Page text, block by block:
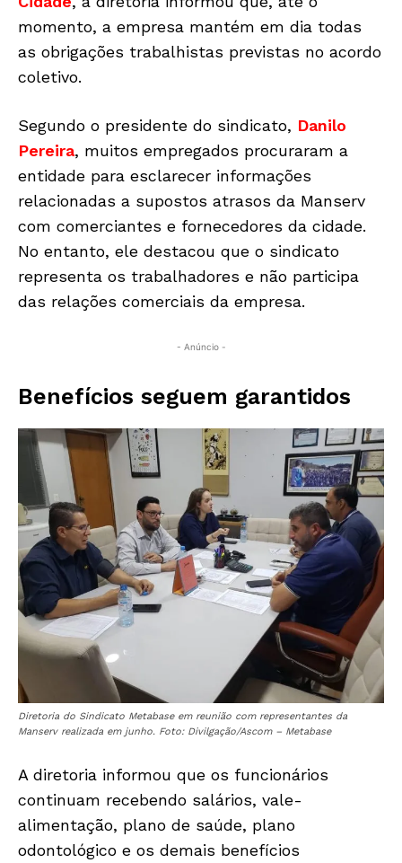
momento, a empresa mantém em dia todas
as obrigações trabalhistas previstas no acordo
coletivo.
Segundo o presidente do sindicato, Danilo
Pereira, muitos empregados procuraram a
entidade para esclarecer informações
relacionadas a supostos atrasos da Manserv
com comerciantes e fornecedores da cidade.
No entanto, ele destacou que o sindicato
representa os trabalhadores e não participa
das relações comerciais da empresa.
- Anúncio -
Benefícios seguem garantidos
Diretoria do Sindicato Metabase em reunião com representantes da
Manserv realizada em junho. Foto: Divilgação/Ascom – Metabase
A diretoria informou que os funcionários
continuam recebendo salários, vale-
alimentação, plano de saúde, plano
odontológico e os demais benefícios